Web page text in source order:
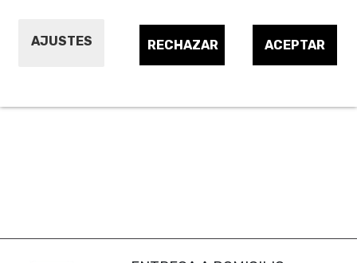
AJUSTES ACEPTAR
RECHAZAR
Lamentamos las molestias.
Realice una nueva búsqueda sobre su interés